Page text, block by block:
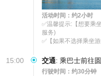
活动时间：约2小时
✅温馨提示:【想要乘
服务)
✅【如果不选择乘坐
15:00 交通: 乘巴士前往
行驶时间：约30分钟